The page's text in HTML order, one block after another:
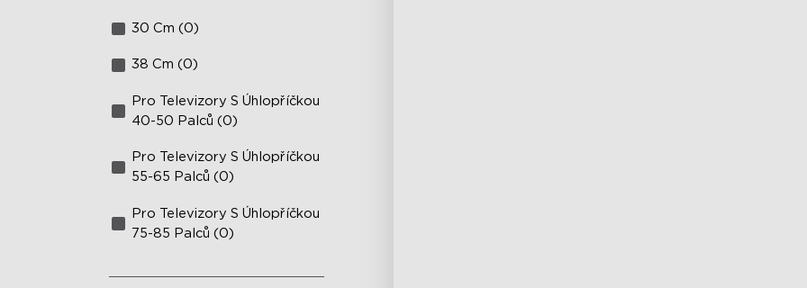
30 Cm (0)
38 Cm (0)
Pro Televizory S Úhlopříčkou
40-50 Palců (0)
Pro Televizory S Úhlopříčkou
55-65 Palců (0)
Pro Televizory S Úhlopříčkou
75-85 Palců (0)